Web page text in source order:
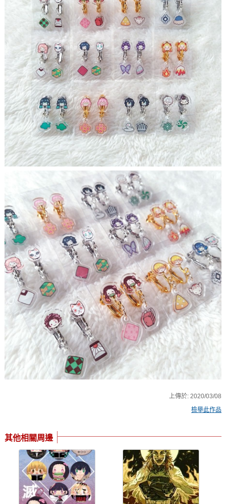
上傳於:2020/03/08
檢舉此作品
其他相關周邊